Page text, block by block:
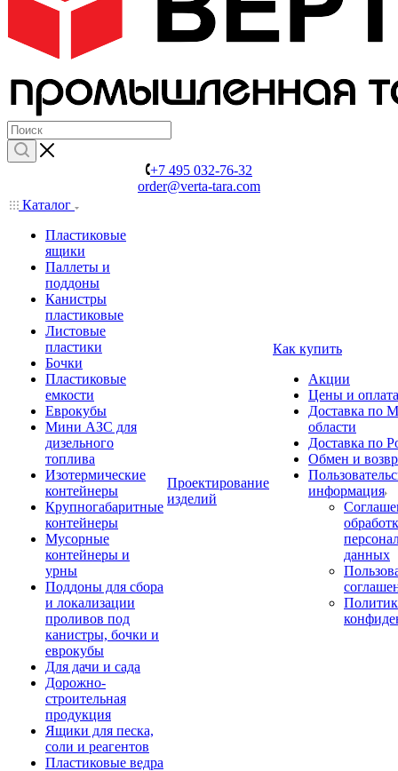
+7 495 032-76-32
order@verta-tara.com
Каталог
Пластиковые
ящики
Паллеты и
поддоны
Канистры
пластиковые
Листовые
пластики
Бочки
Пластиковые
емкости
Еврокубы
Мини АЗС для
дизельного
топлива
Изотермические
контейнеры
Крупногабаритные
контейнеры
Мусорные
контейнеры и
урны
Поддоны для сбора
и локализации
проливов под
канистры, бочки и
еврокубы
Для дачи и сада
Дорожно-
строительная
продукция
Ящики для песка,
соли и реагентов
Пластиковые ведра
Проектирование
изделий
Как купить
Акции
Цены и оплата
Доставка по
области
Доставка по
Обмен и
информация
данных